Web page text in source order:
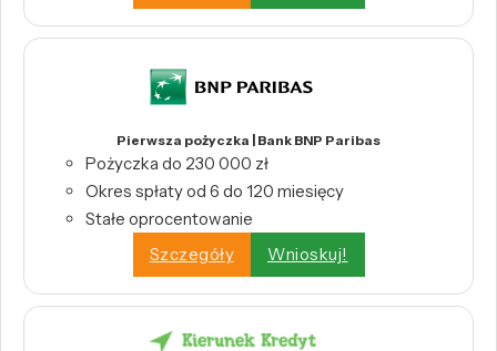
Pierwsza pożyczka | Bank BNP Paribas
Pożyczka do 230 000 zł
Okres spłaty od 6 do 120 miesięcy
Stałe oprocentowanie
Szczegóły
Wnioskuj!